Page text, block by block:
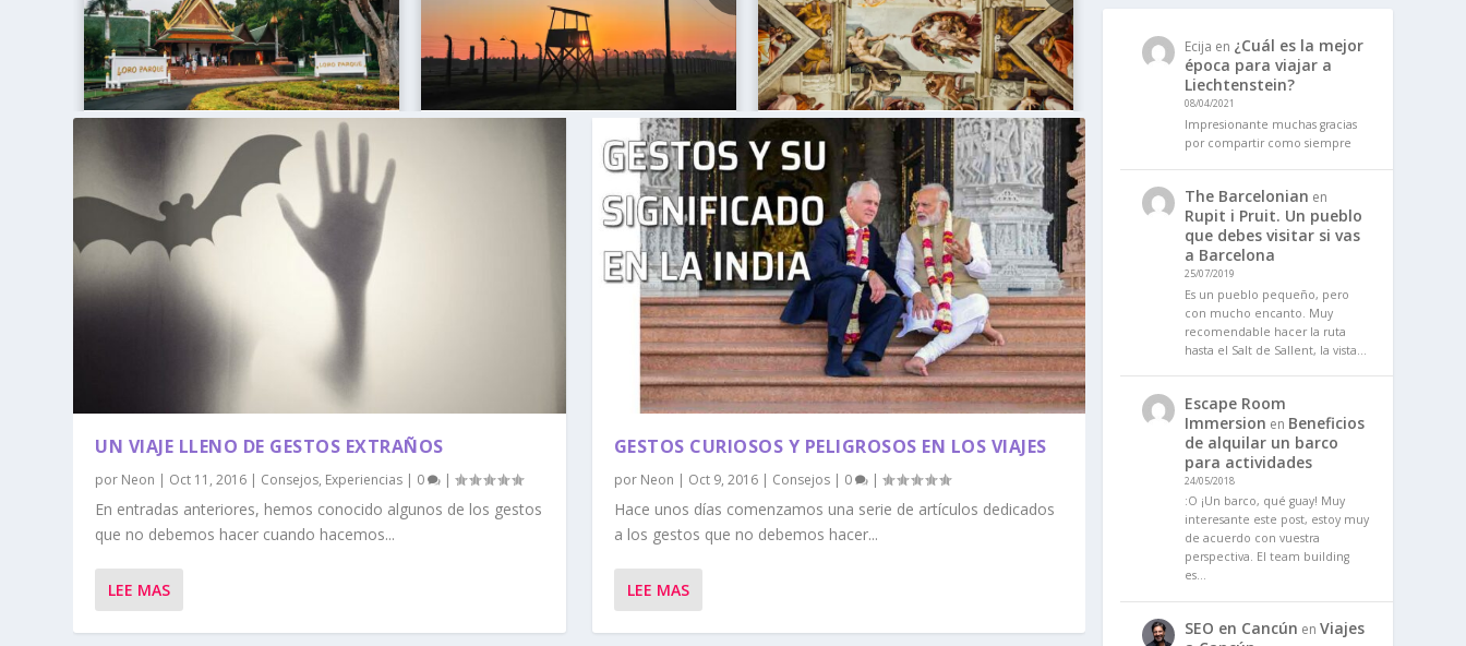
UN VIAJE LLENO DE GESTOS EXTRAÑOS
por Neon | Oct 11, 2016 | Consejos, Experiencias | 0 |
En entradas anteriores, hemos conocido algunos de los gestos
que no debemos hacer cuando hacemos...
LEE MAS
GESTOS CURIOSOS Y PELIGROSOS EN LOS VIAJES
por Neon | Oct 9, 2016| Consejos| 0 |
Hace unos días comenzamos una serie de artículos dedicados
a los gestos que no debemos hacer...
LEE MAS
Ecija en ¿Cuál es la mejor
época para viajar a
Liechtenstein?
08/04/2021
Impresionante muchas gracias
por compartir como siempre
The Barcelonian en
Rupit i Pruit. Un pueblo
que debes visitar si vas
a Barcelona
25/07/2019
Es un pueblo pequeño, pero
con mucho encanto. Muy
recomendable hacer la ruta
hasta el Salt de Sallent, la vista…
Escape Room
Immersion en Beneficios
de alquilar un barco
para actividades
24/05/2018
:O ¡Un barco, qué guay! Muy
interesante este post, estoy muy
de acuerdo con vuestra
perspectiva. El team building
es…
SEO en Cancún en Viajes